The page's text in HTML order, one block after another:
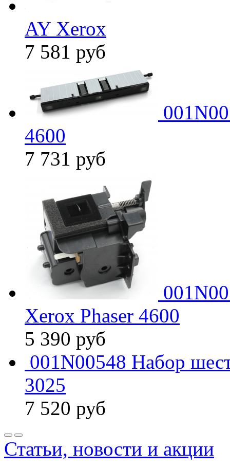
AY Xerox
7 581 руб
4600
7 731 руб
Xerox Phaser 4600
5 390 руб
001N00548 Набор
3025
7 520 руб
Статьи, новости и акции